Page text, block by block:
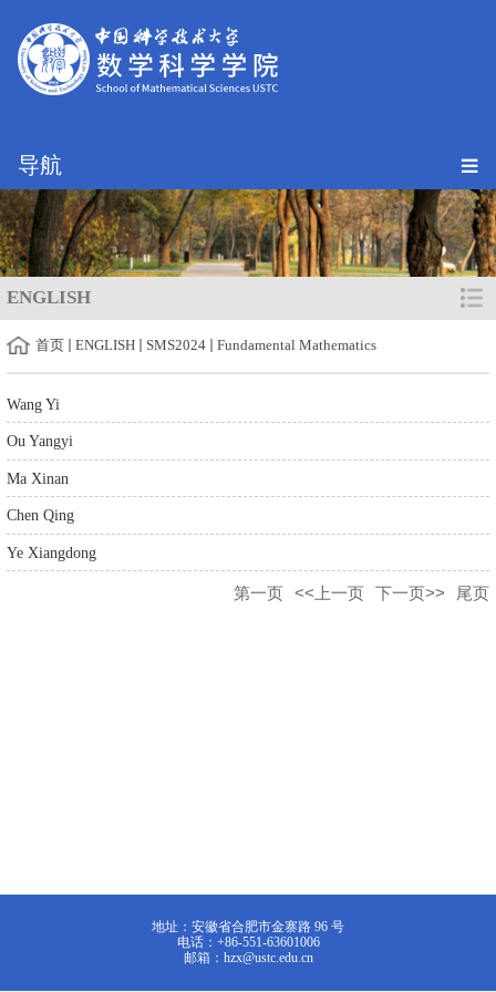
导航
ENGLISH
首页 ENGLISH SMS2024 Fundamental Mathematics
Wang Yi
Ou Yangyi
Ma Xinan
Chen Qing
Ye Xiangdong
第一页 <<上一页 下一页>> 尾页
地址：安徽省合肥市金寨路 96 号
电话：+86-551-63601006
邮箱：hzx@ustc.edu.cn